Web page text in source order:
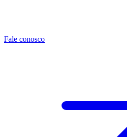
Fale conosco